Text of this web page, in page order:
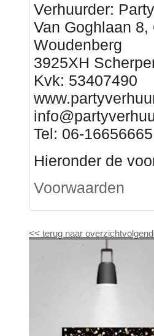
Verhuurder:
Van Goghlaan
Woudenberg
3925XH
Kvk: 53407490
Tel: 06-16656665
Hieronder de
Voorwaarden
<< terug naar overzicht